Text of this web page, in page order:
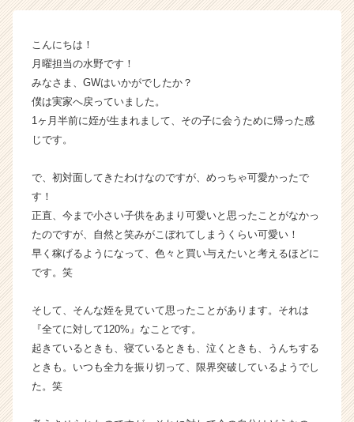
が
就
活
サ
ト
キ
リ
ア
h
r
C
a
こんにちは！
月曜担当の水野です！
みなさま、GWはいかがでしたか？
僕は実家へ戻っていました。
1ヶ月半前に姪が生まれまして、その子に会うために帰った感
じです。
で、初対面してきたわけなのですが、めっちゃ可愛かったで
す！
正直、今まで小さい子供をあまり可愛いと思ったことがなかっ
たのですが、自然と笑みがこぼれてしまうくらい可愛い！
早く稼げるようになって、色々と買い与えたいと考えるほどに
です。笑
そして、そんな姪を見ていて思ったことがあります。それは
『全てに対して120%』なことです。
起きているときも、寝ているときも、泣くときも、うんちする
ときも。いつも全力を振り切って、限界突破しているようでし
た。笑